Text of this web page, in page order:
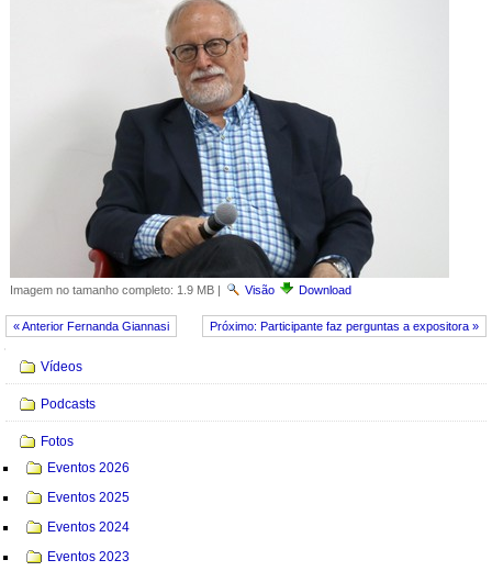
Imagem no tamanho completo: 1.9 MB| Visão Download
« Anterior Fernanda Giannasi Próximo: Participante faz perguntas a expositora »
Vídeos
Podcasts
Fotos
Eventos 2026
Eventos 2025
Eventos 2024
Eventos 2023